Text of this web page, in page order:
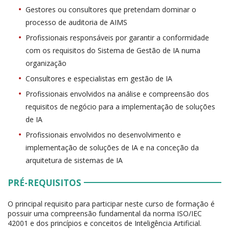
Gestores ou consultores que pretendam dominar o
processo de auditoria de AIMS
Profissionais responsáveis por garantir a conformidade
com os requisitos do Sistema de Gestão de IA numa
organização
Consultores e especialistas em gestão de IA
Profissionais envolvidos na análise e compreensão dos
requisitos de negócio para a implementação de soluções
de IA
Profissionais envolvidos no desenvolvimento e
implementação de soluções de IA e na conceção da
arquitetura de sistemas de IA
PRÉ-REQUISITOS
O principal requisito para participar neste curso de formação é
possuir uma compreensão fundamental da norma ISO/IEC
42001 e dos princípios e conceitos de Inteligência Artificial.